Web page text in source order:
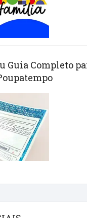
Guia Completo